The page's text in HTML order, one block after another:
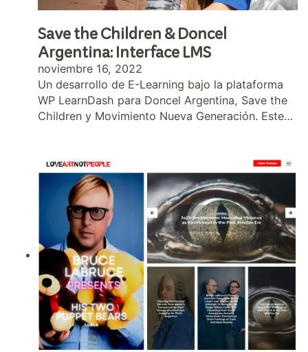
Save the Children & Doncel
Argentina: Interface LMS
noviembre 16, 2022
Un desarrollo de E-Learning bajo la plataforma
WP LearnDash para Doncel Argentina, Save the
Children y Movimiento Nueva Generación. Este…